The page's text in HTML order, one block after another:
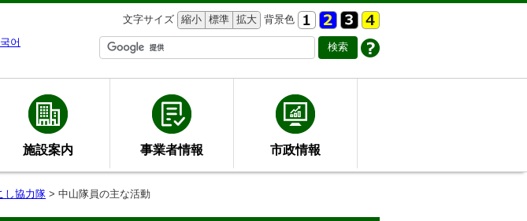
文字サイズ 縮小 標準 拡大 背景色
어
施設案内 事業者情報 市政情報
し協力隊 > 中山隊員の主な活動